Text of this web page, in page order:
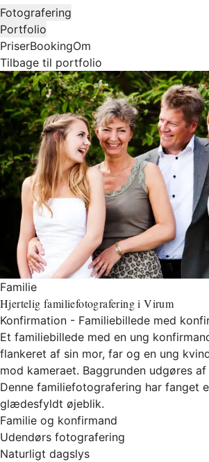
Fotografering
Portfolio
PriserBookingOm
Tilbage til portfolio
Familie
Hjertelig familiefotografering i Virum
Konfirmation - Familiebillede med
Et familiebillede med en ung
flankeret af sin mor, far og en ung
mod kameraet. Baggrunden udgøres
Denne familiefotografering har fanget
glædesfyldt øjeblik.
Familie og konfirmand
Udendørs fotografering
Naturligt dagslys